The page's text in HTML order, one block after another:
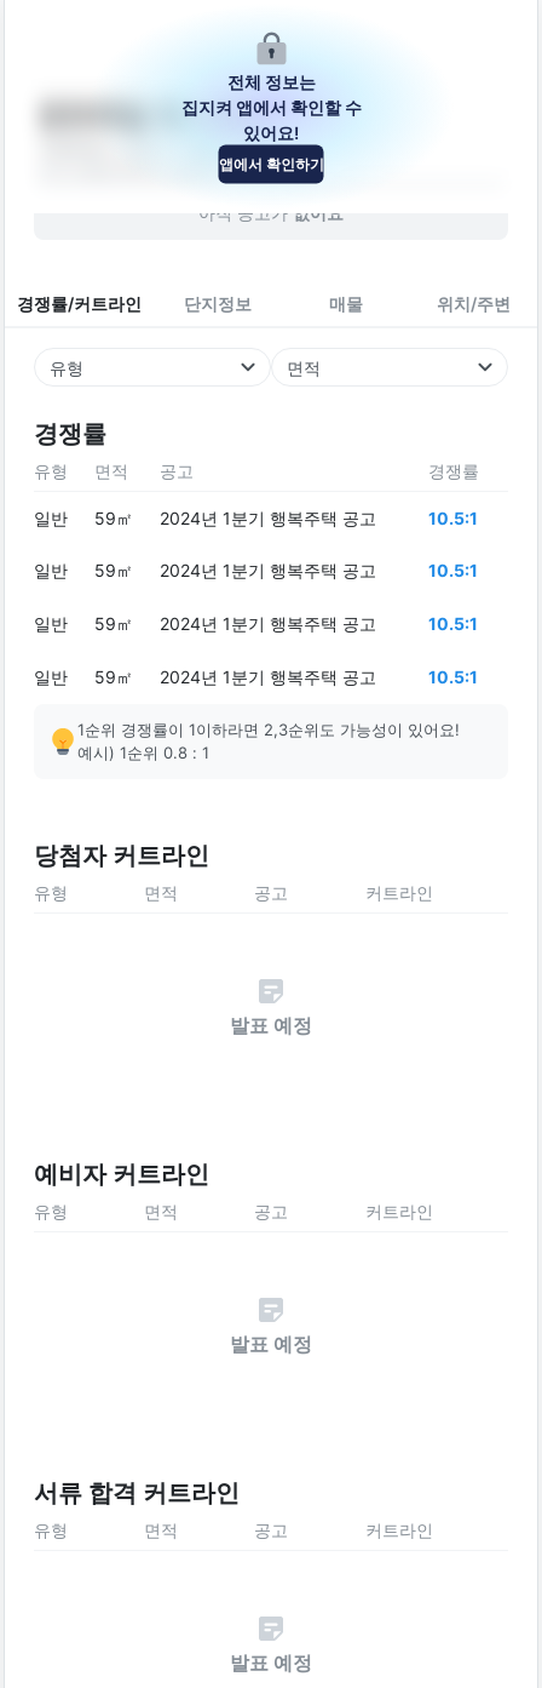
센트레빌 웨스트온
서울특별시 금천구 시흥대로 377
년차)
아직 공고가 없어요
경쟁률/커트라인 단지정보 매물 위치/주변
유형 면적
경쟁률
전체 정보는
집지켜 앱에서 확인할 수
있어요!
앱에서 확인하기
유형 면적 공고 경쟁률
일반 59㎡ 2024년 1분기 행복주택 공고 10.5:1
일반 59㎡ 2024년 1분기 행복주택 공고 10.5:1
일반 59㎡ 2024년 1분기 행복주택 공고 10.5:1
일반 59㎡ 2024년 1분기 행복주택 공고 10.5:1
1순위 경쟁률이 1이하라면 2,3순위도 가능성이 있어요!
예시) 1순위 0.8 : 1
당첨자 커트라인
유형 면적 공고 커트라인
발표 예정
예비자 커트라인
유형 면적 공고 커트라인
발표 예정
서류 합격 커트라인
유형 면적 공고 커트라인
발표 예정